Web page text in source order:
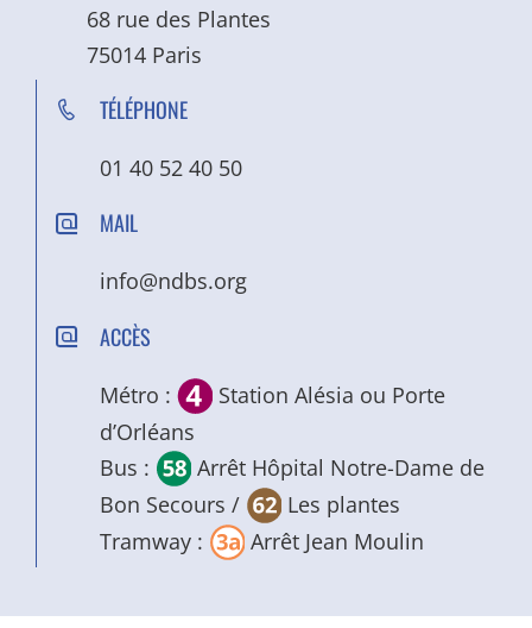
68 rue des Plantes
75014 Paris
TÉLÉPHONE
01 40 52 40 50
MAIL
info@ndbs.org
ACCÈS
Métro :
Station Alésia ou Porte
d’Orléans
Bus :
Arrêt Hôpital Notre-Dame de
Bon Secours /
Les plantes
Tramway :
Arrêt Jean Moulin